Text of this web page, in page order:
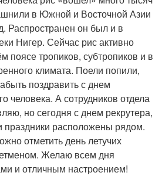
в Южной и Восточной Азии
Распространен он был и в
Нигер. Сейчас рис активно
поясе тропиков, субтропиков и в
климата. Поели попили,
поздравить с днем
человека. А сотрудников отдела
но сегодня с днем рекрутера,
праздники расположены рядом.
отметить день летучих
Желаю всем дня
и отличным настроением!